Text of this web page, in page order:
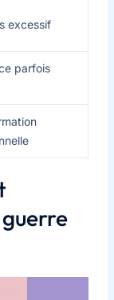
excessif
parfois